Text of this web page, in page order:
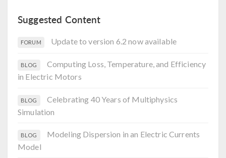
Suggested Content
FORUM Update to version 6.2 now available
BLOG
Computing Loss, Temperature, and Efficiency
in Electric Motors
BLOG
Celebrating 40 Years of Multiphysics
Simulation
BLOG
Modeling Dispersion in an Electric Currents
Model